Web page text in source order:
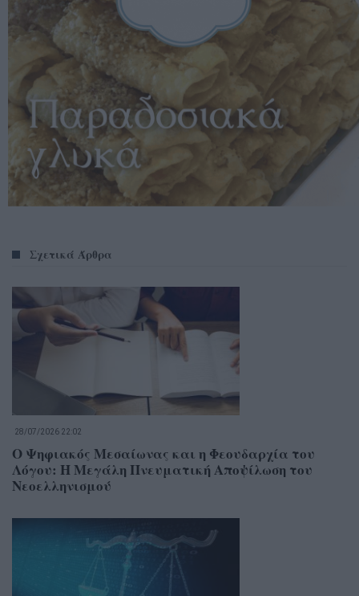
Σχετικά Άρθρα
28/07/2026 22:02
Ο Ψηφιακός Μεσαίωνας και η Φεουδαρχία του
Λόγου: Η Μεγάλη Πνευματική Αποψίλωση του
Νεοελληνισμού